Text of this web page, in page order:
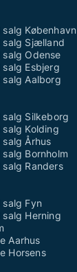
J
København
salg Sjælland
Odense
Esbjerg
salg Aalborg
salg Silkeborg
Kolding
Århus
Bornholm
Randers
salg Fyn
Herning
Aarhus
Horsens